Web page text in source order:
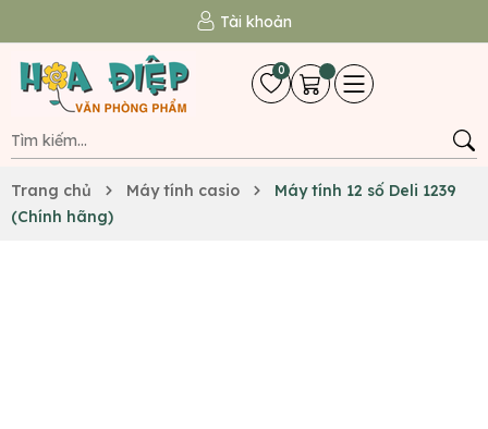
Tài khoản
0
Trang chủ Máy tính casio
Máy tính 12 số Deli 1239
(Chính hãng)